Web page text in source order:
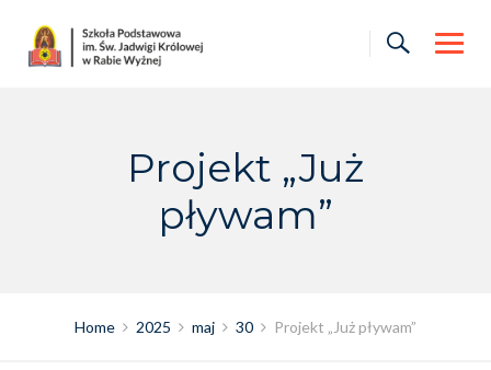
content
Projekt „Już
pływam”
Home 2025 maj 30 Projekt „Już pływam”